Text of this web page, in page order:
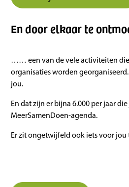
En door elkaar te
…… een van de vele activiteiten
organisaties worden
jou.
En dat zijn er bijna 6.000 per jaar
MeerSamenDoen-agenda.
Er zit ongetwijfeld ook iets voor jou